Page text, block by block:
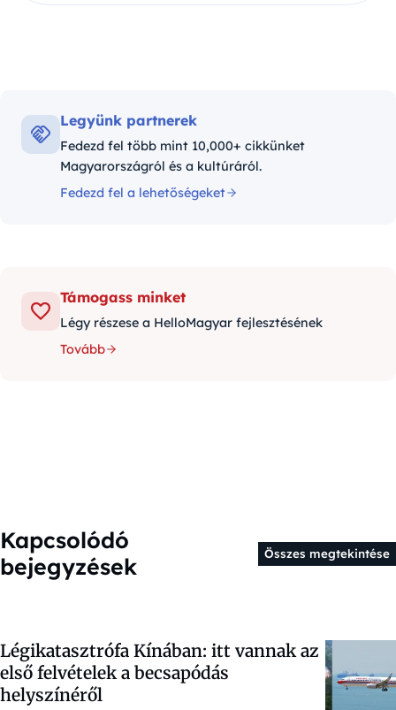
Legyünk partnerek
Fedezd fel több mint 10,000+ cikkünket
Magyarországról és a kultúráról.
Fedezd fel a lehetőségeket
Támogass minket
Légy részese a HelloMagyar fejlesztésének
Tovább
Kapcsolódó
bejegyzések
Összes megtekintése
Légikatasztrófa Kínában: itt vannak az
első felvételek a becsapódás
helyszínéről